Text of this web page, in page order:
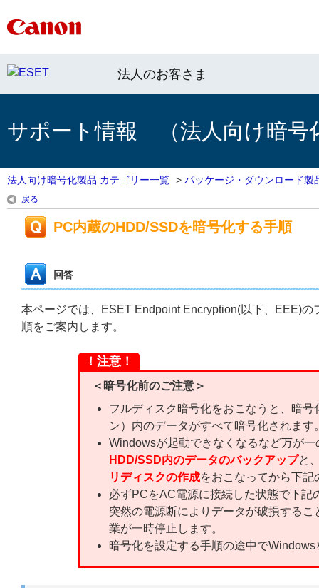
法人のお客さま
サポート情報 （法人向け暗号
法人向け暗号化製品 カテゴリー一覧 > パッケージ・ダウンロード製
戻る
PC内蔵のHDD/SSDを暗号化する手順
回答
本ページでは、ESET Endpoint Encryption(以下、EEE)
順をご案内します。
！注意！
＜暗号化前のご注意＞
フルディスク暗号化をおこなうと、暗
ン）内のデータがすべて暗号化されます
Windowsが起動できなくなるなど万が
HDD/SSD内のデータのバックアップと
リディスクの作成をおこなってから下
必ずPCをAC電源に接続した状態で下記
突然の電源断によりデータが破損する
業が一時停止します。
暗号化を設定する手順の途中で